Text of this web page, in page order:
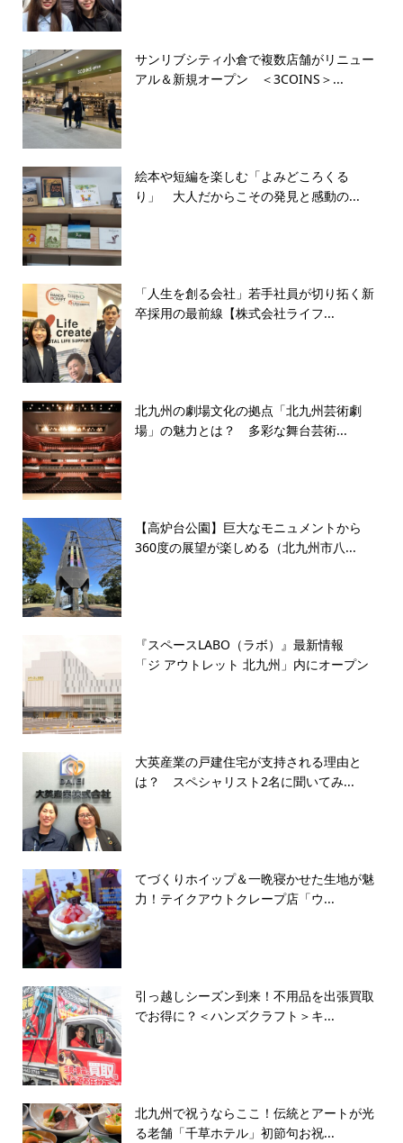
サンリブシティ小倉で複数店舗がリニュー
アル＆新規オープン ＜3COINS＞...
絵本や短編を楽しむ「よみどころくる
り」 大人だからこその発見と感動の...
「人生を創る会社」若手社員が切り拓く新
卒採用の最前線【株式会社ライフ...
北九州の劇場文化の拠点「北九州芸術劇
場」の魅力とは？ 多彩な舞台芸術...
【高炉台公園】巨大なモニュメントから
360度の展望が楽しめる（北九州市八...
『スペースLABO（ラボ）』最新情報
「ジ アウトレット 北九州」内にオープン
大英産業の戸建住宅が支持される理由と
は？ スペシャリスト2名に聞いてみ...
てづくりホイップ＆一晩寝かせた生地が魅
力！テイクアウトクレープ店「ウ...
引っ越しシーズン到来！不用品を出張買取
でお得に？＜ハンズクラフト＞キ...
北九州で祝うならここ！伝統とアートが光
る老舗「千草ホテル」初節句お祝...